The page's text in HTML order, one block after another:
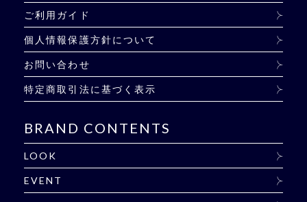
ご利用ガイド
個人情報保護方針について
お問い合わせ
特定商取引法に基づく表示
BRAND CONTENTS
LOOK
EVENT